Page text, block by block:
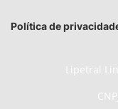
Política de
Lipetral